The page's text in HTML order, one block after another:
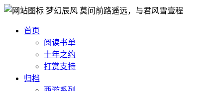
梦幻辰风 莫问前路遥远，与君风雪壹程
首页
阅读书单
十年之约
打赏支持
归档